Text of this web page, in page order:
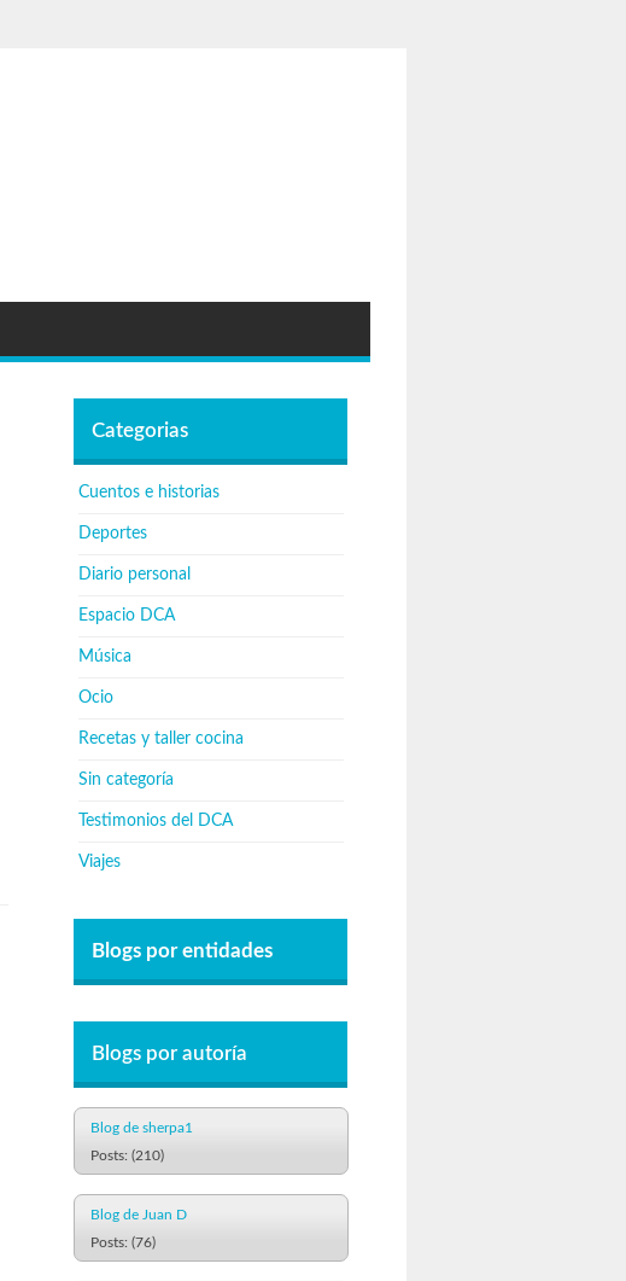
Categorias
Cuentos e historias
Deportes
Diario personal
Espacio DCA
Música
Ocio
Recetas y taller cocina
Sin categoría
Testimonios del DCA
Viajes
Blogs por entidades
Blogs por autoría
Blog de sherpa1
Posts: (210)
Blog de Juan D
Posts: (76)